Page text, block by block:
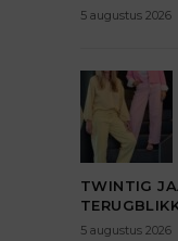
5 augustus 2026
TWINTIG
5 augustus 2026